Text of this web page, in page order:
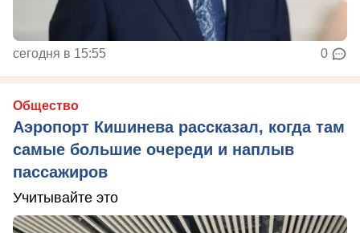
сегодня в 15:55 0
Общество
Аэропорт Кишинева рассказал, когда там
самые большие очереди и наплыв
пассажиров
Учитывайте это